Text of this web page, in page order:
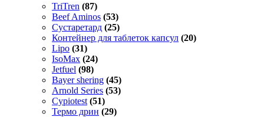
TriTren (87)
Beef Aminos (53)
Сустаретард (25)
Контейнер для таблеток капсул (20)
Lipo (31)
IsoMax (24)
Jetfuel (98)
Bayer shering (45)
Arnold Series (53)
Cypiotest (51)
Термо дрин (29)